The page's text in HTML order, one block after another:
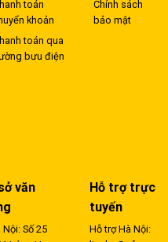
toán
khoản
toán qua
bưu điện
Chính sách
bảo mật
văn
Nội: Số 25
Hỗ trợ trực
tuyến
Hỗ trợ Hà Nội: